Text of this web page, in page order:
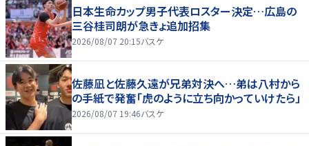
日本生命カップ男子代表ロスター決定…広島の
三谷桂司朗が急きょ追加招集
2026/08/07 20:15バスケ
佐藤凪と佐藤久遠が兄弟対決へ…弟は八村から
の手紙で発奮「虎のように立ち向かっていけたら」
2026/08/07 19:46バスケ